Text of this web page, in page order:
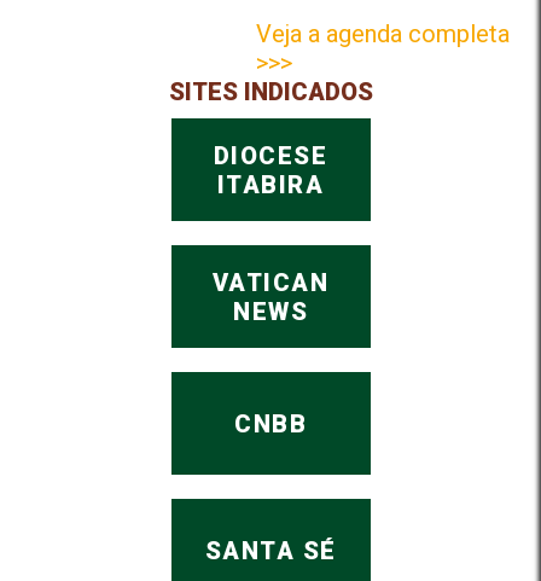
Veja a agenda completa
>>>
SITES INDICADOS
DIOCESE
ITABIRA
VATICAN
NEWS
CNBB
SANTA SÉ